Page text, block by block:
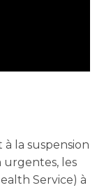
à la suspension
urgentes, les
Service) à